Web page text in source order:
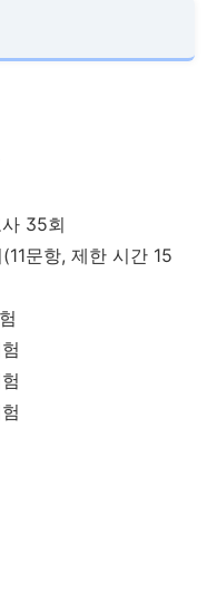
35회
문항, 제한 시간 15